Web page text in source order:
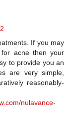
If you may
acne then your
to provide you an
are very simple,
reasonably-
nulavance-